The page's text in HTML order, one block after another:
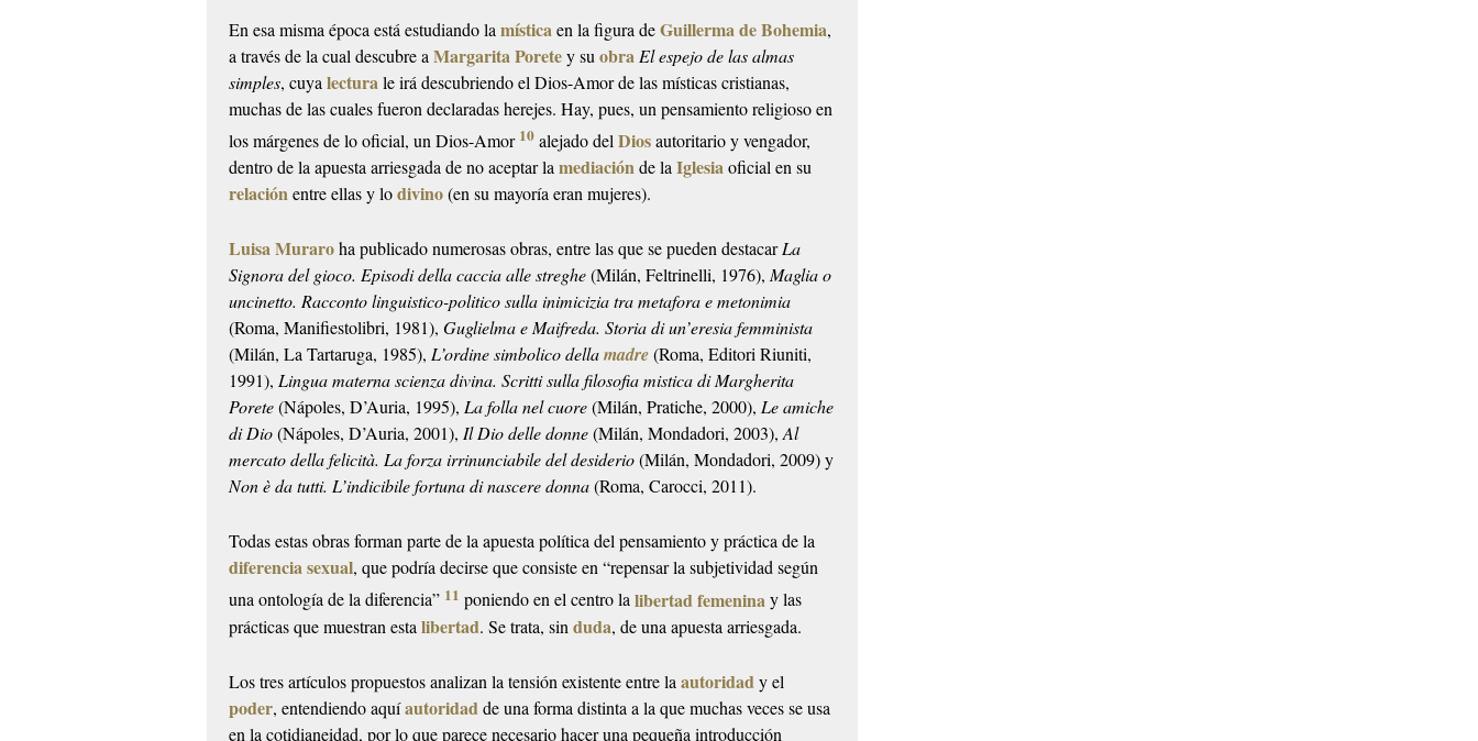
En esa misma época está estudiando lamísticaen la figura deGuillerma de Bohemia,
a través de la cual descubre aMargarita Poretey suobra El espejo de las almas
simples, cuyalecturale irá descubriendo el Dios-Amor de las místicas cristianas,
muchas de las cuales fueron declaradas herejes. Hay, pues, un pensamiento religioso en
los márgenes de lo oficial, un Dios-Amor 10 alejado delDiosautoritario y vengador,
dentro de la apuesta arriesgada de no aceptar lamediaciónde laIglesiaoficial en su
relaciónentre ellas y lodivino(en su mayoría eran mujeres).
Luisa Muraroha publicado numerosas obras, entre las que se pueden destacarLa
Signora del gioco. Episodi della caccia alle streghe(Milán, Feltrinelli, 1976),Maglia o
uncinetto. Racconto linguistico-politico sulla inimicizia tra metafora e metonimia
(Roma, Manifiestolibri, 1981),Guglielma e Maifreda. Storia di un’eresia femminista
(Milán, La Tartaruga, 1985),L’ordine simbolico dellamadre(Roma, Editori Riuniti,
1991),Lingua materna scienza divina. Scritti sulla filosofia mistica di Margherita
Porete(Nápoles, D’Auria, 1995),La folla nel cuore(Milán, Pratiche, 2000),Le amiche
di Dio(Nápoles, D’Auria, 2001),Il Dio delle donne(Milán, Mondadori, 2003),Al
mercato della felicità. La forza irrinunciabile del desiderio(Milán, Mondadori, 2009) y
Non è da tutti. L’indicibile fortuna di nascere donna(Roma, Carocci, 2011).
Todas estas obras forman parte de la apuesta política del pensamiento y práctica de la
diferencia sexual, que podría decirse que consiste en “repensar la subjetividad según
una ontología de la diferencia” 11 poniendo en el centro lalibertad femeninay las
prácticas que muestran estalibertad. Se trata, sinduda, de una apuesta arriesgada.
Los tres artículos propuestos analizan la tensión existente entre laautoridady el
poder, entendiendo aquíautoridadde una forma distinta a la que muchas veces se usa
en la cotidianeidad, por lo que parece necesario hacer una pequeña introducción